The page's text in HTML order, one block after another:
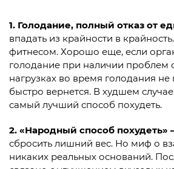
1. Голодание, полный отказ от
впадать из крайности в
фитнесом. Хорошо еще, если
голодание при наличии проблем
нагрузках во время голодания
быстро вернется. В худшем
самый лучший способ похудеть.
2. «Народный способ похудеть»
сбросить лишний вес. Но миф о
никаких реальных оснований.